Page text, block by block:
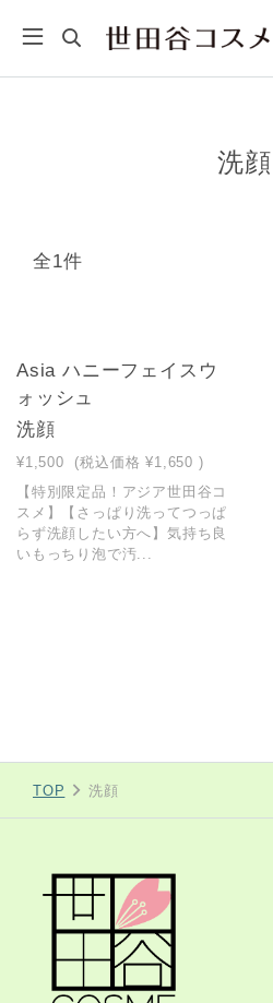
洗顔
全1件
NEW
Asia ハニーフェイスウ
ォッシュ
洗顔
¥1,500 (税込価格 ¥1,650 )
【特別限定品！アジア世田谷コ
スメ】【さっぱり洗ってつっぱ
らず洗顔したい方へ】気持ち良
いもっちり泡で汚...
TOP 洗顔